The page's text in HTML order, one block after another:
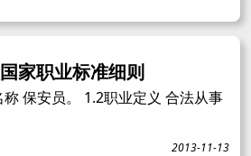
家职业标准细则
保安员。 1.2职业定义 合法从事
2013-11-13